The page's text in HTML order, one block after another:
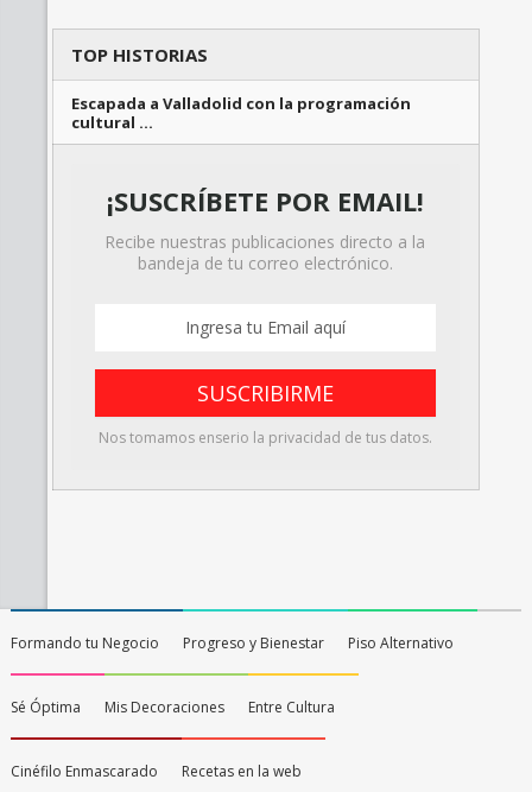
TOP HISTORIAS
Escapada a Valladolid con la programación
cultural …
¡SUSCRÍBETE POR EMAIL!
Recibe nuestras publicaciones directo a la
bandeja de tu correo electrónico.
Nos tomamos enserio la privacidad de tus datos.
Formando tu Negocio Progreso y Bienestar Piso Alternativo
Sé Óptima Mis Decoraciones Entre Cultura
Cinéfilo Enmascarado Recetas en la web